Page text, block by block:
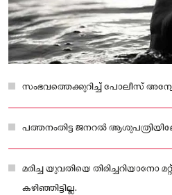
സംഭവത്തെക്കുറിച്ച് പോലീസ്
പത്തനംതിട്ട ജനറൽ
മരിച്ച യുവതിയെ തിരിച്ചറിയാനോ
കഴിഞ്ഞിട്ടില്ല.